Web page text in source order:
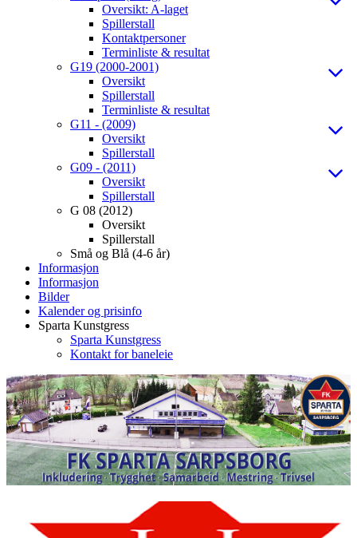
Oversikt: A-laget
Spillerstall
Kontaktpersoner
Terminliste & resultat
G19 (2000-2001)
Oversikt
Spillerstall
Terminliste & resultat
G11 - (2009)
Oversikt
Spillerstall
G09 - (2011)
Oversikt
Spillerstall
G 08 (2012)
Oversikt
Spillerstall
Små og Blå (4-6 år)
Informasjon
Informasjon
Bilder
Kalender og prisinfo
Sparta Kunstgress
Sparta Kunstgress
Kontakt for baneleie